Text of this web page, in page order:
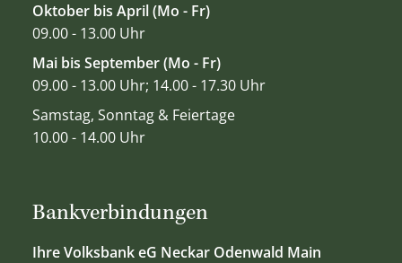
Bankverbindungen
Ihre Volksbank eG Neckar Odenwald Main
Oktober bis April (Mo - Fr)
09.00 - 13.00 Uhr
Mai bis September (Mo - Fr)
09.00 - 13.00 Uhr; 14.00 - 17.30 Uhr
Samstag, Sonntag & Feiertage
10.00 - 14.00 Uhr